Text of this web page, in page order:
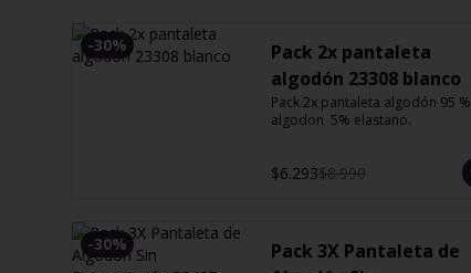
-30%
Pack 2x pantaleta
algodón 23308 blanco
Pack 2x pantaleta algodón 95 %
algodon  5% elastano.
$6.293$8.990
-30%
Pack 3X Pantaleta de